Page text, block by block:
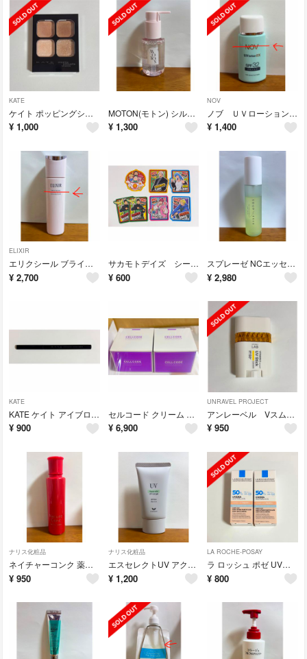
KATE
ケイト ポッピングシルエットシャドウ BR-1
¥ 1,000
MOTON(モトン) シルクヘアオイル フラワーガーデンの香り 100ml
¥ 1,300
NOV
ノブ ＵＶローションＥＸ 35ｍＬ
¥ 1,400
ELIXIR
エリクシール ブライトニング ローション しっとりタイプ ca
¥ 2,700
サカモトデイズ シールクッキー 7枚
¥ 600
スプレーゼ NCエッセンス シトラスムスクの香り
¥ 2,980
KATE
KATE ケイト アイブロウペンシルスーパースリム 0.8 BR-2
¥ 900
セルコード クリーム エクソリッチ ヒト幹細胞 クリーム 2個セット
¥ 6,900
UNRAVEL PROJECT
アンレーベル Vスムース UVスティックC クリアホワイト
¥ 950
ナリス化粧品
ネイチャーコンク 薬用 クリアローション うるおうタイプ 200ml
¥ 950
ナリス化粧品
エスセレクトUV アクアマイルド UVカットジェル 70g
¥ 1,200
LA ROCHE-POSAY
ラ ロッシュ ポゼ UVイデア XL プロテクショントーンアップ ローズ+
¥ 800